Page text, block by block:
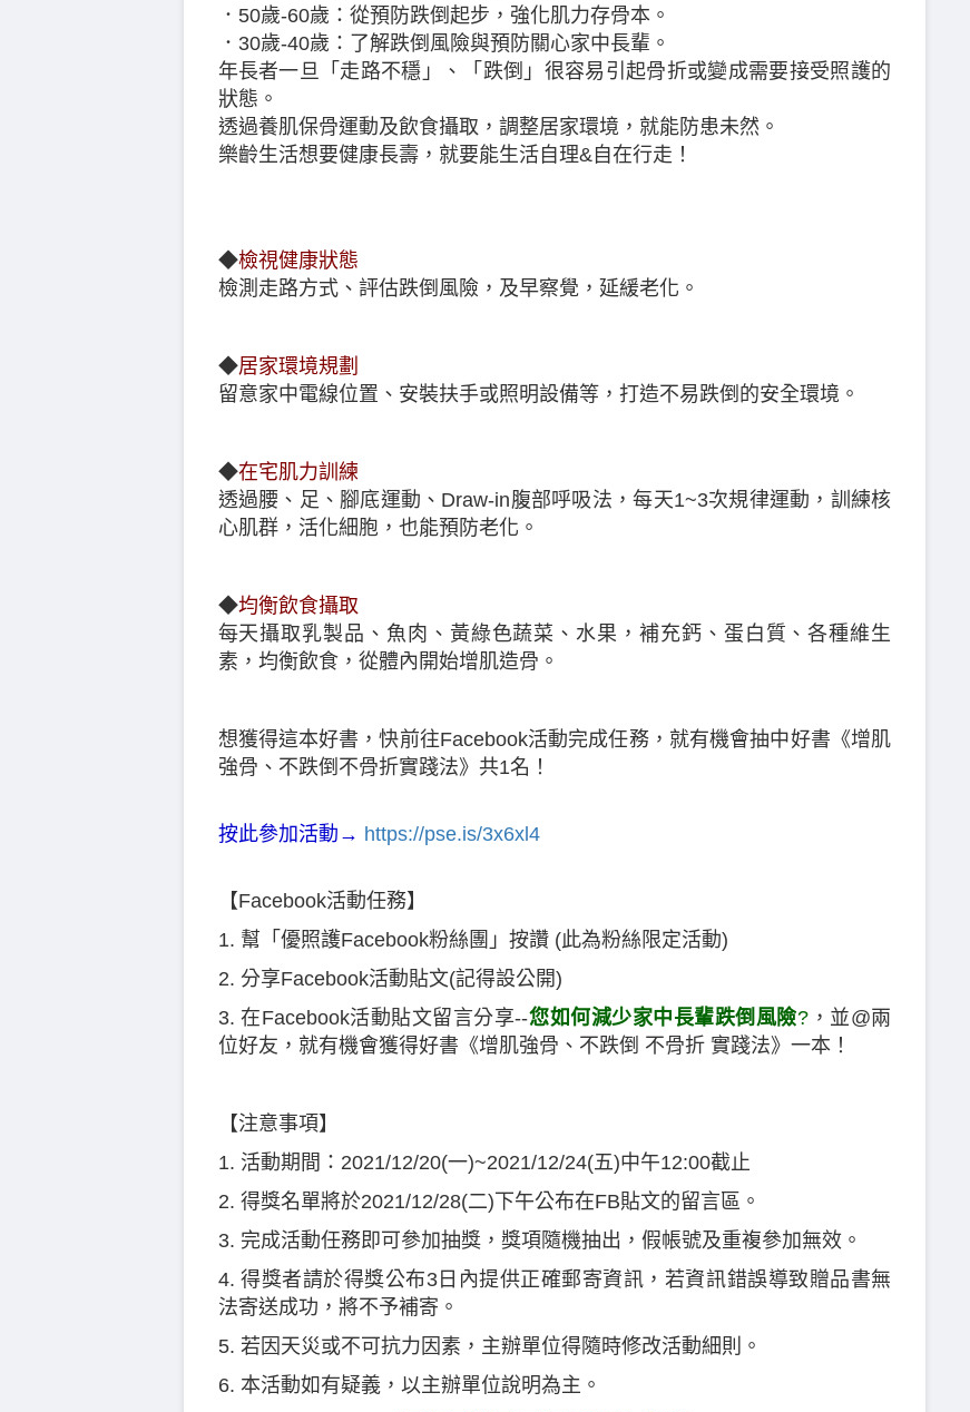
．50歲-60歲：從預防跌倒起步，強化肌力存骨本。
．30歲-40歲：了解跌倒風險與預防關心家中長輩。
年長者一旦「走路不穩」、「跌倒」很容易引起骨折或變成需要接受照護的
狀態。
透過養肌保骨運動及飲食攝取，調整居家環境，就能防患未然。
樂齡生活想要健康長壽，就要能生活自理&自在行走！
◆檢視健康狀態
檢測走路方式、評估跌倒風險，及早察覺，延緩老化。
◆居家環境規劃
留意家中電線位置、安裝扶手或照明設備等，打造不易跌倒的安全環境。
◆在宅肌力訓練
透過腰、足、腳底運動、Draw-in腹部呼吸法，每天1~3次規律運動，訓練核
心肌群，活化細胞，也能預防老化。
◆均衡飲食攝取
每天攝取乳製品、魚肉、黃綠色蔬菜、水果，補充鈣、蛋白質、各種維生
素，均衡飲食，從體內開始增肌造骨。
想獲得這本好書，快前往Facebook活動完成任務，就有機會抽中好書《​增肌
強骨、不跌倒不骨折實踐法》共1名！
按此參加活動→ https://pse.is/3x6xl4
【Facebook活動任務】
1. 幫「優照護Facebook粉絲團」按讚 (此為粉絲限定活動)
2. 分享Facebook活動貼文(記得設公開)
3. 在Facebook活動貼文留言分享--您如何減少家中長輩跌倒風險? ，並@兩
位好友，就有機會獲得好書《​增肌強骨、不跌倒 不骨折 實踐法》一本！
【注意事項】
1. 活動期間：2021/12/20(一)~2021/12/24(五)中午12:00截止
2. 得獎名單將於2021/12/28(二)下午公布在FB貼文的留言區。
3. 完成活動任務即可參加抽獎，獎項隨機抽出，假帳號及重複參加無效。
4. 得獎者請於得獎公布3日內提供正確郵寄資訊，若資訊錯誤導致贈品書無
法寄送成功，將不予補寄。
5. 若因天災或不可抗力因素，主辦單位得隨時修改活動細則。
6. 本活動如有疑義，以主辦單位說明為主。